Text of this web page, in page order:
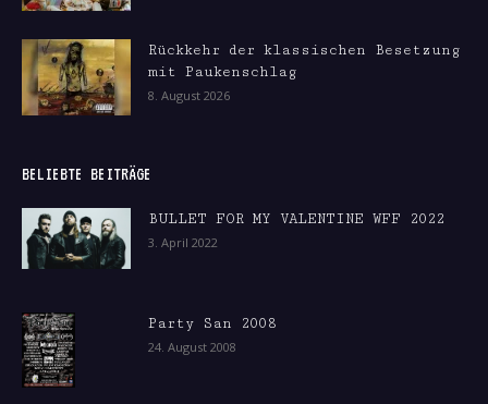
Rückkehr der klassischen Besetzung
mit Paukenschlag
8. August 2026
BELIEBTE BEITRÄGE
BULLET FOR MY VALENTINE WFF 2022
3. April 2022
Party San 2008
24. August 2008